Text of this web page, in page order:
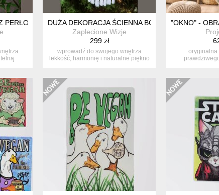
PERŁOWYMI KORALIKAMI – RĘKODZIEŁO BOHO
DUŻA DEKORACJA ŚCIENNA BOHO Z
Zaplecione Wizje
299 zł
wprowadź do swojego wnętrza
lekkość, harmonię i naturalne piękno
"OKNO" -
oryginalna